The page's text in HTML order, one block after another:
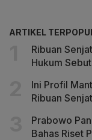
ARTIKEL
Ribuan
Hukum
Ini Profil
Ribuan
Prabowo
Bahas Riset